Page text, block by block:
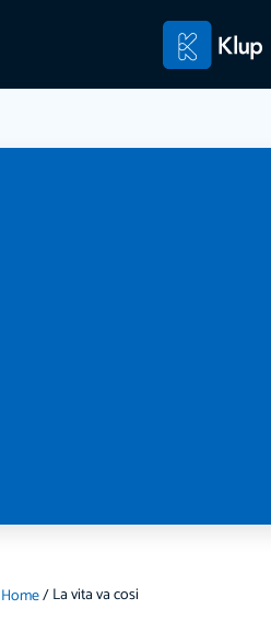
Home/La vita va cosi